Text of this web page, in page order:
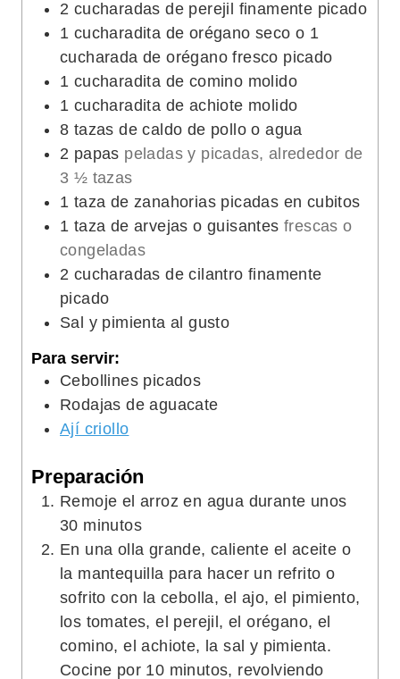
2 cucharadas de perejil finamente picado
1 cucharadita de orégano seco o 1
cucharada de orégano fresco picado
1 cucharadita de comino molido
1 cucharadita de achiote molido
8 tazas de caldo de pollo o agua
2 papas peladas y picadas, alrededor de
3 ½ tazas
1 taza de zanahorias picadas en cubitos
1 taza de arvejas o guisantes frescas o
congeladas
2 cucharadas de cilantro finamente
picado
Sal y pimienta al gusto
Para servir:
Cebollines picados
Rodajas de aguacate
Ají criollo
Preparación
Remoje el arroz en agua durante unos
30 minutos
En una olla grande, caliente el aceite o
la mantequilla para hacer un refrito o
sofrito con la cebolla, el ajo, el pimiento,
los tomates, el perejil, el orégano, el
comino, el achiote, la sal y pimienta.
Cocine por 10 minutos, revolviendo